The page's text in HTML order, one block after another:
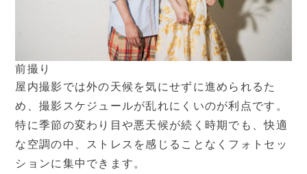
前撮り
屋内撮影では外の天候を気にせずに進められるた
め、撮影スケジュールが乱れにくいのが利点です。
特に季節の変わり目や悪天候が続く時期でも、快適
な空調の中、ストレスを感じることなくフォトセッ
ションに集中できます。